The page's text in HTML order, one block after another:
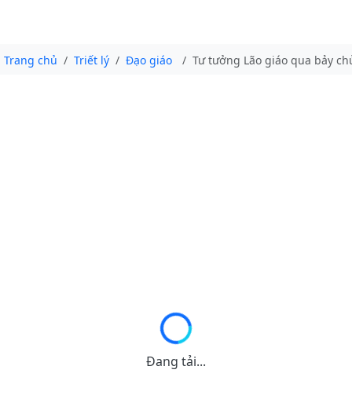
Trang chủ Triết lý Đạo giáo Tư tưởng Lão giáo qua bảy
Đang tải...